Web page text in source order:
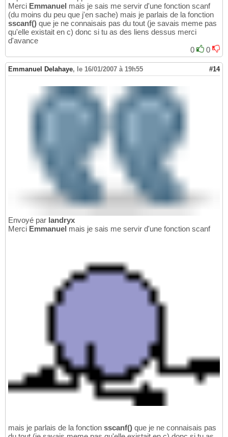
Merci Emmanuel mais je sais me servir d'une fonction scanf
(du moins du peu que j'en sache) mais je parlais de la fonction
sscanf() que je ne connaisais pas du tout (je savais meme pas
qu'elle existait en c) donc si tu as des liens dessus merci
d'avance
0
0
Emmanuel Delahaye, le 16/01/2007 à 19h55 #14
Envoyé par landryx
Merci Emmanuel mais je sais me servir d'une fonction scanf
mais je parlais de la fonction sscanf() que je ne connaisais pas